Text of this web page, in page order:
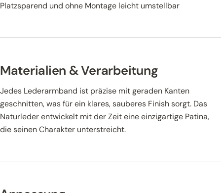
Platzsparend und ohne Montage leicht umstellbar
Materialien & Verarbeitung
Jedes Lederarmband ist präzise mit geraden Kanten
geschnitten, was für ein klares, sauberes Finish sorgt. Das
Naturleder entwickelt mit der Zeit eine einzigartige Patina,
die seinen Charakter unterstreicht.